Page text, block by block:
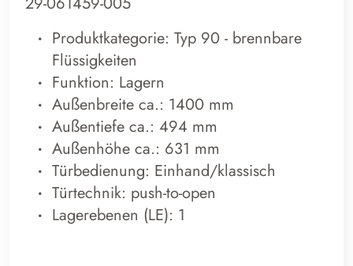
Produktkategorie: Typ 90 - brennbare
Flüssigkeiten
Funktion: Lagern
Außenbreite ca.: 1400 mm
Außentiefe ca.: 494 mm
Außenhöhe ca.: 631 mm
Türbedienung: Einhand/klassisch
Türtechnik: push-to-open
Lagerebenen (LE): 1